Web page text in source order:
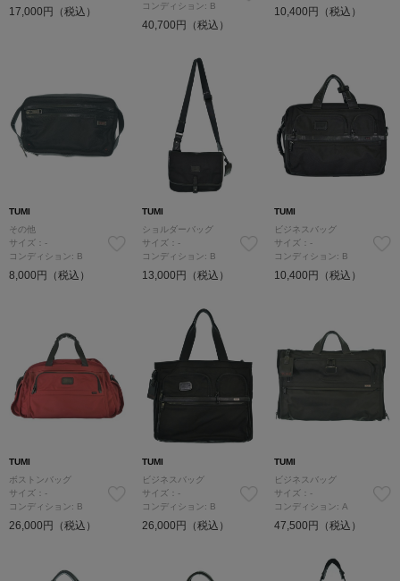
17,000円（税込）
コンディション: B
40,700円（税込）
10,400円（税込）
TUMI
その他
サイズ：-
コンディション: B
8,000円（税込）
TUMI
ショルダーバッグ
サイズ：-
コンディション: B
13,000円（税込）
TUMI
ビジネスバッグ
サイズ：-
コンディション: B
10,400円（税込）
TUMI
ボストンバッグ
サイズ：-
コンディション: B
26,000円（税込）
TUMI
ビジネスバッグ
サイズ：-
コンディション: B
26,000円（税込）
TUMI
ビジネスバッグ
サイズ：-
コンディション: A
47,500円（税込）